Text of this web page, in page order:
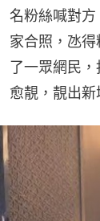
名粉絲喊對
家合照，氹
了一眾網民
愈靚，靚出新